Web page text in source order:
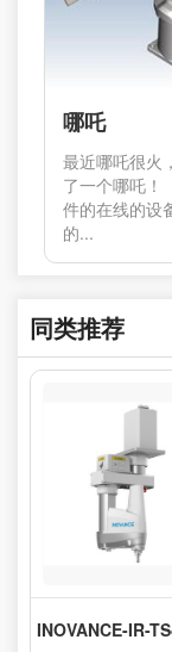
哪吒
最近哪吒很火
了一个哪吒！
件的在线的设
的...
同类推荐